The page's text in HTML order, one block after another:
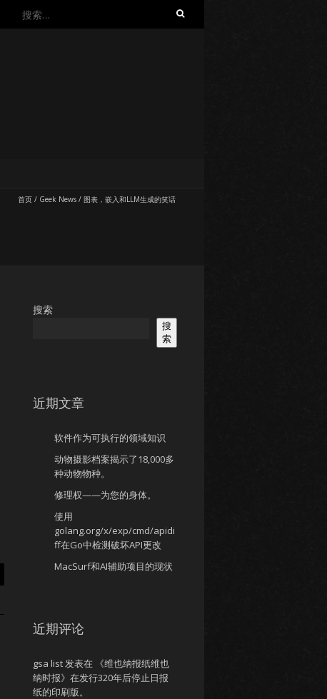
搜
首页 / Geek News / 图表，嵌入和LLM生成的笑话
搜索
搜
索
近期文章
软件作为可执行的领域知识
动物摄影档案揭示了18,000多
种动物物种。
修理权——为您的身体。
使用
golang.org/x/exp/cmd/apidi
ff在Go中检测破坏API更改
MacSurf和AI辅助项目的现状
近期评论
gsa list发表在
《维也纳报纸维也
纳时报》在发行320年后停止日报
纸的印刷版。